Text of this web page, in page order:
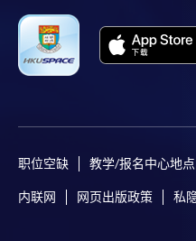
职位空缺 教学/报名中心地点
内联网 网页出版政策 私